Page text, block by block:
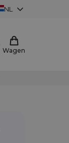
NL
Wagen